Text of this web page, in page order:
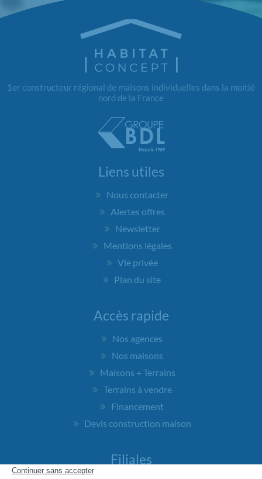
1er constructeur régional de maisons individuelles dans la moitié
nord de la France
Liens utiles
Nous contacter
Alertes offres
Newsletter
Mentions légales
Vie privée
Plan du site
Accès rapide
Nos agences
Nos maisons
Maisons + Terrains
Terrains à vendre
Financement
Devis construction maison
Filiales